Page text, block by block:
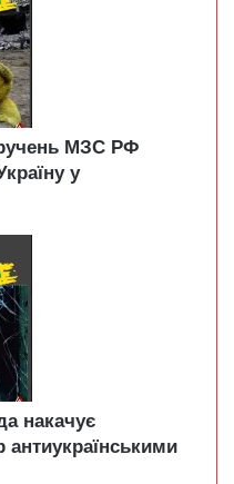
МЗС РФ
у
накачує
антиукраїнськими